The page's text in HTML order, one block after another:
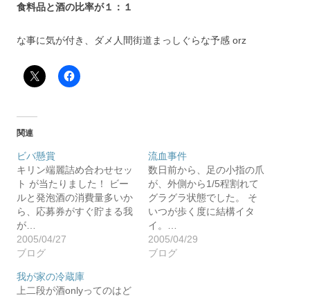
食料品と酒の比率が１：１
な事に気が付き、ダメ人間街道まっしぐらな予感 orz
関連
ビバ懸賞
キリン端麗詰め合わせセッ
ト が当たりました！ ビー
ルと発泡酒の消費量多いか
ら、応募券がすぐ貯まる我
が…
2005/04/27
ブログ
流血事件
数日前から、足の小指の爪
が、外側から1/5程割れて
グラグラ状態でした。 そ
いつが歩く度に結構イタ
イ。…
2005/04/29
ブログ
我が家の冷蔵庫
上二段が酒onlyってのはど